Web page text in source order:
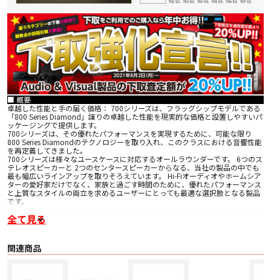
■ 概要
卓越した性能と手の届く価格： 700シリーズは、フラッグシップモデルである
「800 Series Diamond」譲りの卓越した性能を現実的な価格と設置しやすいパ
ッケージングで提供します。
700シリーズは、その優れたパフォーマンスを実現するために、可能な限り
800 Series Diamondのテクノロジーを取り入れ、このクラスにおける音響性能
を再定義してきました。
700シリーズは様々なユースケースに対応するオールラウンダーです。 6つのス
テレオスピーカーと 2つのセンタースピーカーからなる、当社の製品の中でも
最も幅広いラインアップを取りそろえています。 Hi-Fiオーディオやホームシア
ターの愛好家だけでなく、家族と過ごす時間のために、優れたパフォーマンス
と上質なスタイルの両立を求めるユーザーにとっても最適な選択肢となる製品
です。
■ 特長
• カーブしたフロントバッフル
• スリム化されたエンクロージャー
• アルミ削り出しのソリッドボディ・トゥイーター
全て見る
関連商品